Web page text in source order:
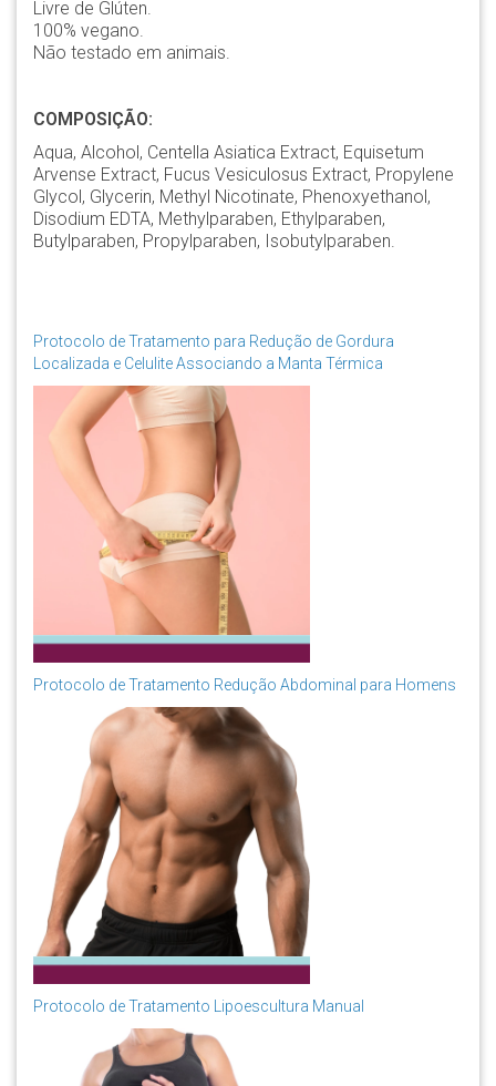
Livre de Glúten.
100% vegano.
Não testado em animais.
COMPOSIÇÃO:
Aqua, Alcohol, Centella Asiatica Extract, Equisetum
Arvense Extract, Fucus Vesiculosus Extract, Propylene
Glycol, Glycerin, Methyl Nicotinate, Phenoxyethanol,
Disodium EDTA, Methylparaben, Ethylparaben,
Butylparaben, Propylparaben, Isobutylparaben.
Protocolo de Tratamento para Redução de Gordura
Localizada e Celulite Associando a Manta Térmica
Protocolo de Tratamento Redução Abdominal para Homens
Protocolo de Tratamento Lipoescultura Manual